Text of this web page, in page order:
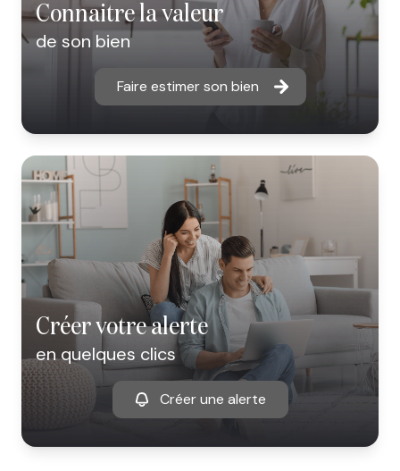
connaitre la valeur
de son bien
Faire estimer son bien
créer votre alerte
en quelques clics
Créer une alerte